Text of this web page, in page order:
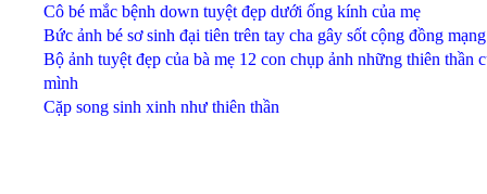
Cô bé mắc bệnh down tuyệt đẹp dưới ống kính của mẹ
Bức ảnh bé sơ sinh đại tiên trên tay cha gây sốt cộng đồng mạng
Bộ ảnh tuyệt đẹp của bà mẹ 12 con chụp ảnh những thiên thần
mình
Cặp song sinh xinh như thiên thần